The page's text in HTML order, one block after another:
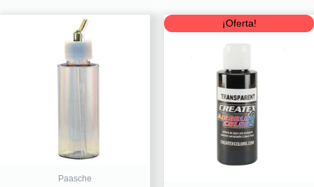
Paasche
¡Oferta!
Original
price
Current
price